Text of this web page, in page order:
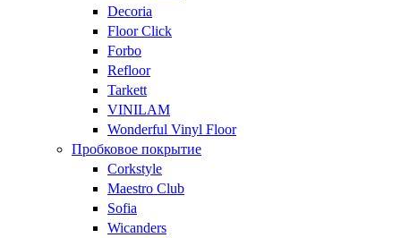
Decoria
Floor Click
Forbo
Refloor
Tarkett
VINILAM
Wonderful Vinyl Floor
Пробковое покрытие
Corkstyle
Maestro Club
Sofia
Wicanders